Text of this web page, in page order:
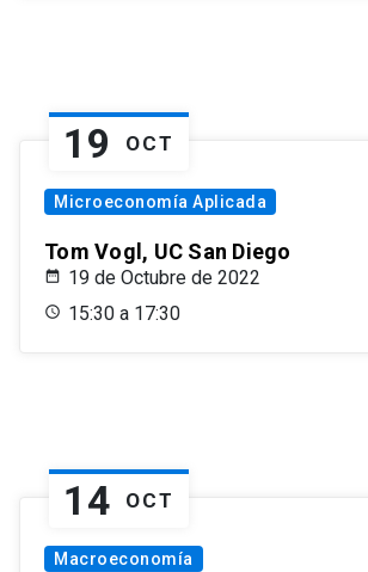
19 OCT
Microeconomía Aplicada
Tom Vogl, UC San Diego
19 de Octubre de 2022
15:30 a 17:30
14 OCT
Macroeconomía